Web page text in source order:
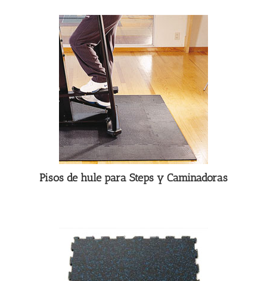
Pisos de hule para Steps y Caminadoras